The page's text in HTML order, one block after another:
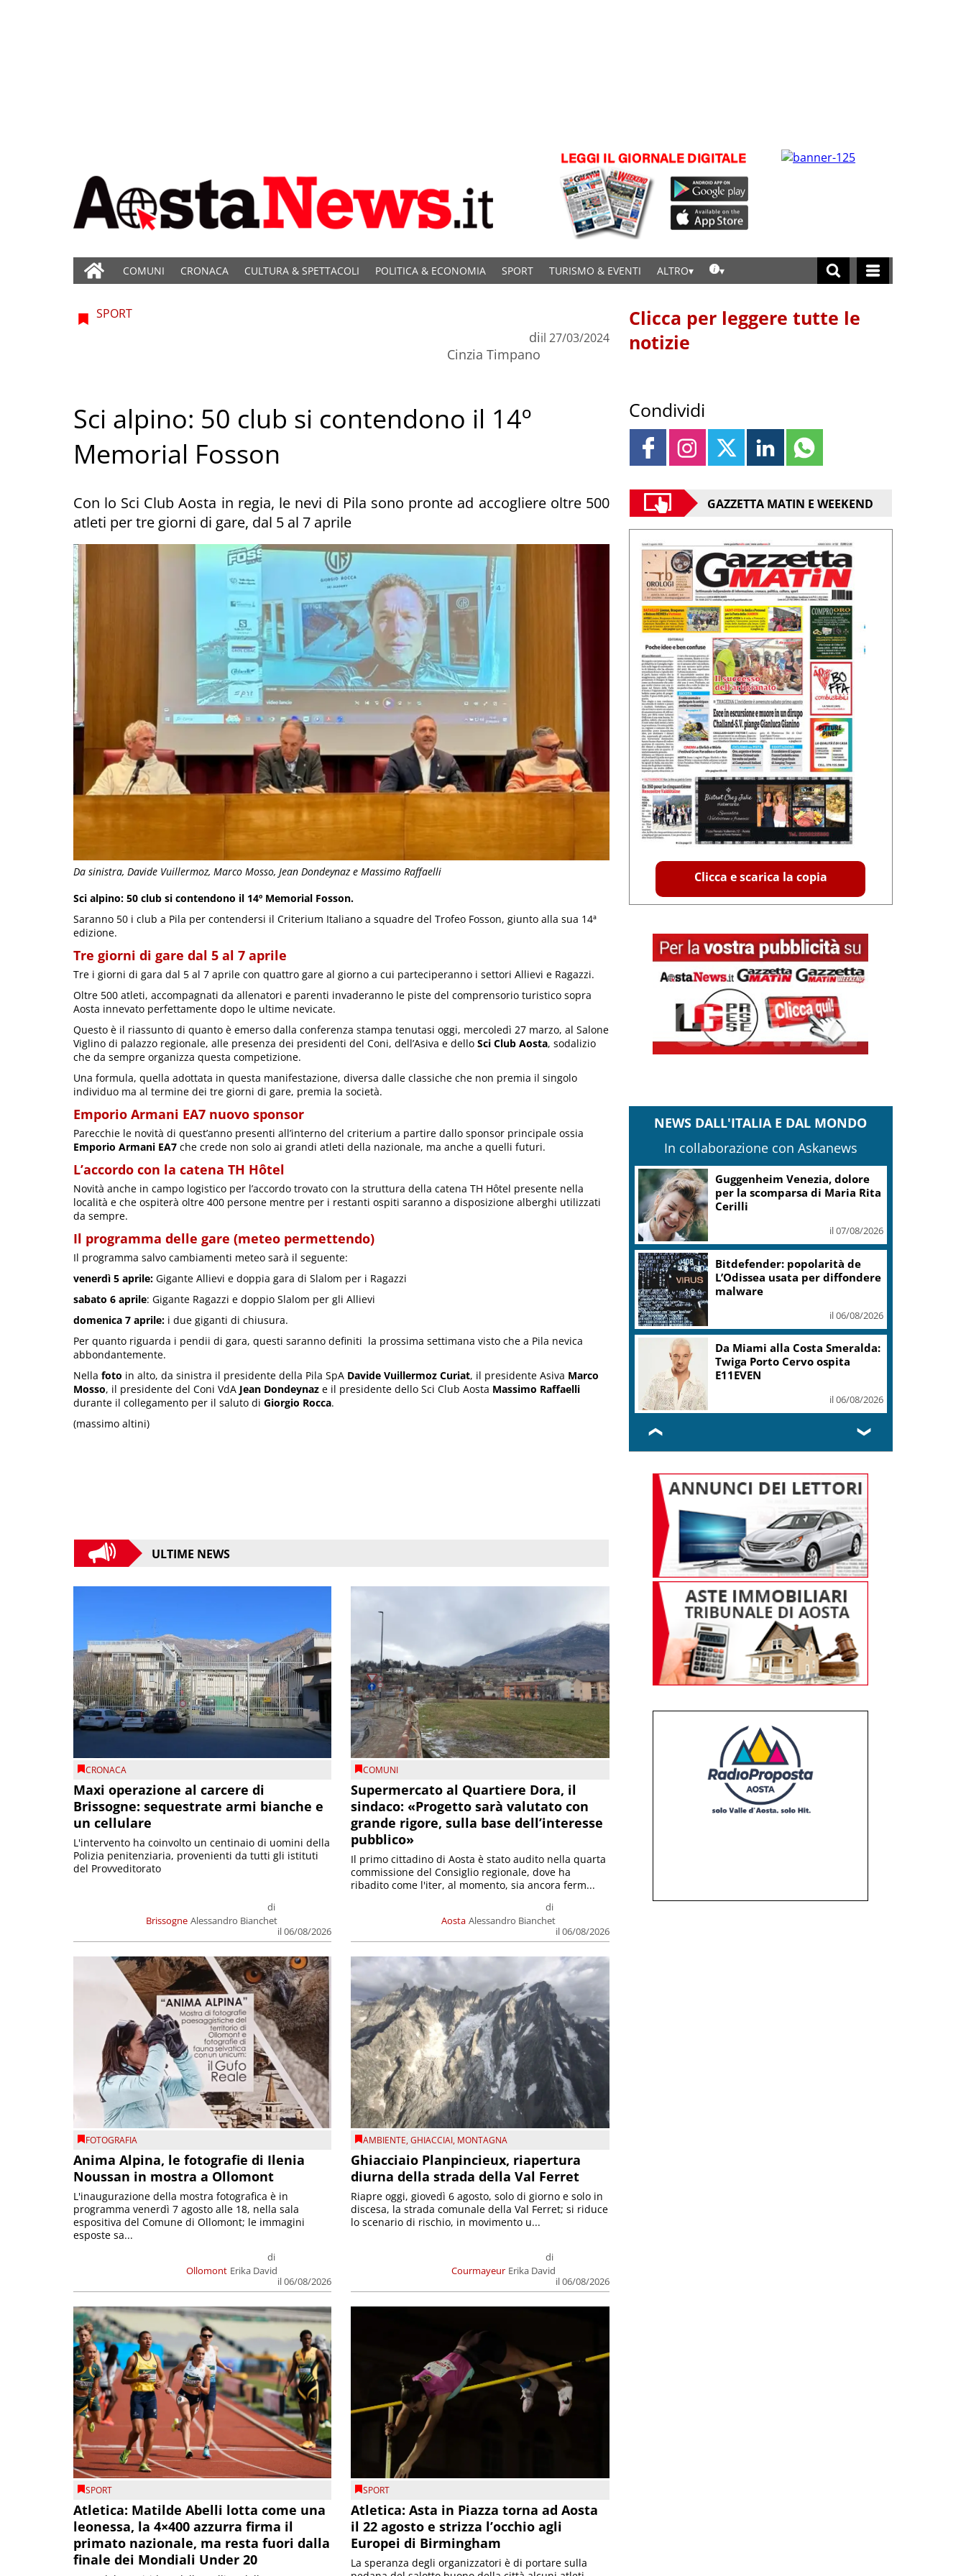
COMUNI CRONACA CULTURA & SPETTACOLI POLITICA & ECONOMIA SPORT TURISMO & EVENTI ALTRO
Da sinistra, Davide Vuillermoz, Marco Mosso, Jean Dondeynaz e Massimo Raffaelli
SPORT
di
Cinzia Timpano
il 27/03/2024
Sci alpino: 50 club si contendono il 14º
Memorial Fosson
Con lo Sci Club Aosta in regia, le nevi di Pila sono pronte ad accogliere oltre 500
atleti per tre giorni di gare, dal 5 al 7 aprile
Sci alpino: 50 club si contendono il 14º Memorial Fosson.
Saranno 50 i club a Pila per contendersi il Criterium Italiano a squadre del Trofeo Fosson, giunto alla sua 14ª
edizione.
Tre giorni di gare dal 5 al 7 aprile
Tre i giorni di gara dal 5 al 7 aprile con quattro gare al giorno a cui parteciperanno i settori Allievi e Ragazzi.
Oltre 500 atleti, accompagnati da allenatori e parenti invaderanno le piste del comprensorio turistico sopra
Aosta innevato perfettamente dopo le ultime nevicate.
Questo è il riassunto di quanto è emerso dalla conferenza stampa tenutasi oggi, mercoledì 27 marzo, al Salone
Viglino di palazzo regionale, alle presenza dei presidenti del Coni, dell’Asiva e dello Sci Club Aosta, sodalizio
che da sempre organizza questa competizione.
Una formula, quella adottata in questa manifestazione, diversa dalle classiche che non premia il singolo
individuo ma al termine dei tre giorni di gare, premia la società.
Emporio Armani EA7 nuovo sponsor
Parecchie le novità di quest’anno presenti all’interno del criterium a partire dallo sponsor principale ossia
Emporio Armani EA7 che crede non solo ai grandi atleti della nazionale, ma anche a quelli futuri.
L’accordo con la catena TH Hôtel
Novità anche in campo logistico per l’accordo trovato con la struttura della catena TH Hôtel presente nella
località e che ospiterà oltre 400 persone mentre per i restanti ospiti saranno a disposizione alberghi utilizzati
da sempre.
Il programma delle gare (meteo permettendo)
Il programma salvo cambiamenti meteo sarà il seguente:
venerdì 5 aprile: Gigante Allievi e doppia gara di Slalom per i Ragazzi
sabato 6 aprile: Gigante Ragazzi e doppio Slalom per gli Allievi
domenica 7 aprile: i due giganti di chiusura.
Per quanto riguarda i pendii di gara, questi saranno definiti la prossima settimana visto che a Pila nevica
abbondantemente.
Nella foto in alto, da sinistra il presidente della Pila SpA Davide Vuillermoz Curiat, il presidente Asiva Marco
Mosso, il presidente del Coni VdA Jean Dondeynaz e il presidente dello Sci Club Aosta Massimo Raffaelli
durante il collegamento per il saluto di Giorgio Rocca.
(massimo altini)
ULTIME NEWS
CRONACA
Maxi operazione al carcere di
Brissogne: sequestrate armi bianche e
un cellulare
Brissogne
di
Alessandro Bianchet
il 06/08/2026
L'intervento ha coinvolto un centinaio di uomini della
Polizia penitenziaria, provenienti da tutti gli istituti
del Provveditorato
COMUNI
Supermercato al Quartiere Dora, il
sindaco: «Progetto sarà valutato con
grande rigore, sulla base dell’interesse
pubblico»
Aosta
di
Alessandro Bianchet
il 06/08/2026
Il primo cittadino di Aosta è stato audito nella quarta
commissione del Consiglio regionale, dove ha
ribadito come l'iter, al momento, sia ancora ferm...
FOTOGRAFIA
Anima Alpina, le fotografie di Ilenia
Noussan in mostra a Ollomont
Ollomont
di
Erika David
il 06/08/2026
L'inaugurazione della mostra fotografica è in
programma venerdì 7 agosto alle 18, nella sala
espositiva del Comune di Ollomont; le immagini
esposte sa...
AMBIENTE,GHIACCIAI, MONTAGNA
Ghiacciaio Planpincieux, riapertura
diurna della strada della Val Ferret
Courmayeur
di
Erika David
il 06/08/2026
Riapre oggi, giovedì 6 agosto, solo di giorno e solo in
discesa, la strada comunale della Val Ferret; si riduce
lo scenario di rischio, in movimento u...
SPORT
Atletica: Matilde Abelli lotta come una
leonessa, la 4×400 azzurra firma il
primato nazionale, ma resta fuori dalla
finale dei Mondiali Under 20
SPORT
Atletica: Asta in Piazza torna ad Aosta
il 22 agosto e strizza l’occhio agli
Europei di Birmingham
La speranza degli organizzatori è di portare sulla
Clicca per leggere tutte le
notizie
Condividi
GAZZETTA MATIN E WEEKEND
Clicca e scarica la copia
NEWS DALL'ITALIA E DAL MONDO
In collaborazione con Askanews
Covid, ‘Conte-day’ in
commissione: “non sono un
eroe ma un uomo corretto,
il 06/08/2026
Guccini, Meloni: l’ho amato e
mi ha formato, continuerò a
il 06/08/2026
Sogin: in 2025 utile balza oltre
2,5 mln, decommissioning al
il 06/08/2026